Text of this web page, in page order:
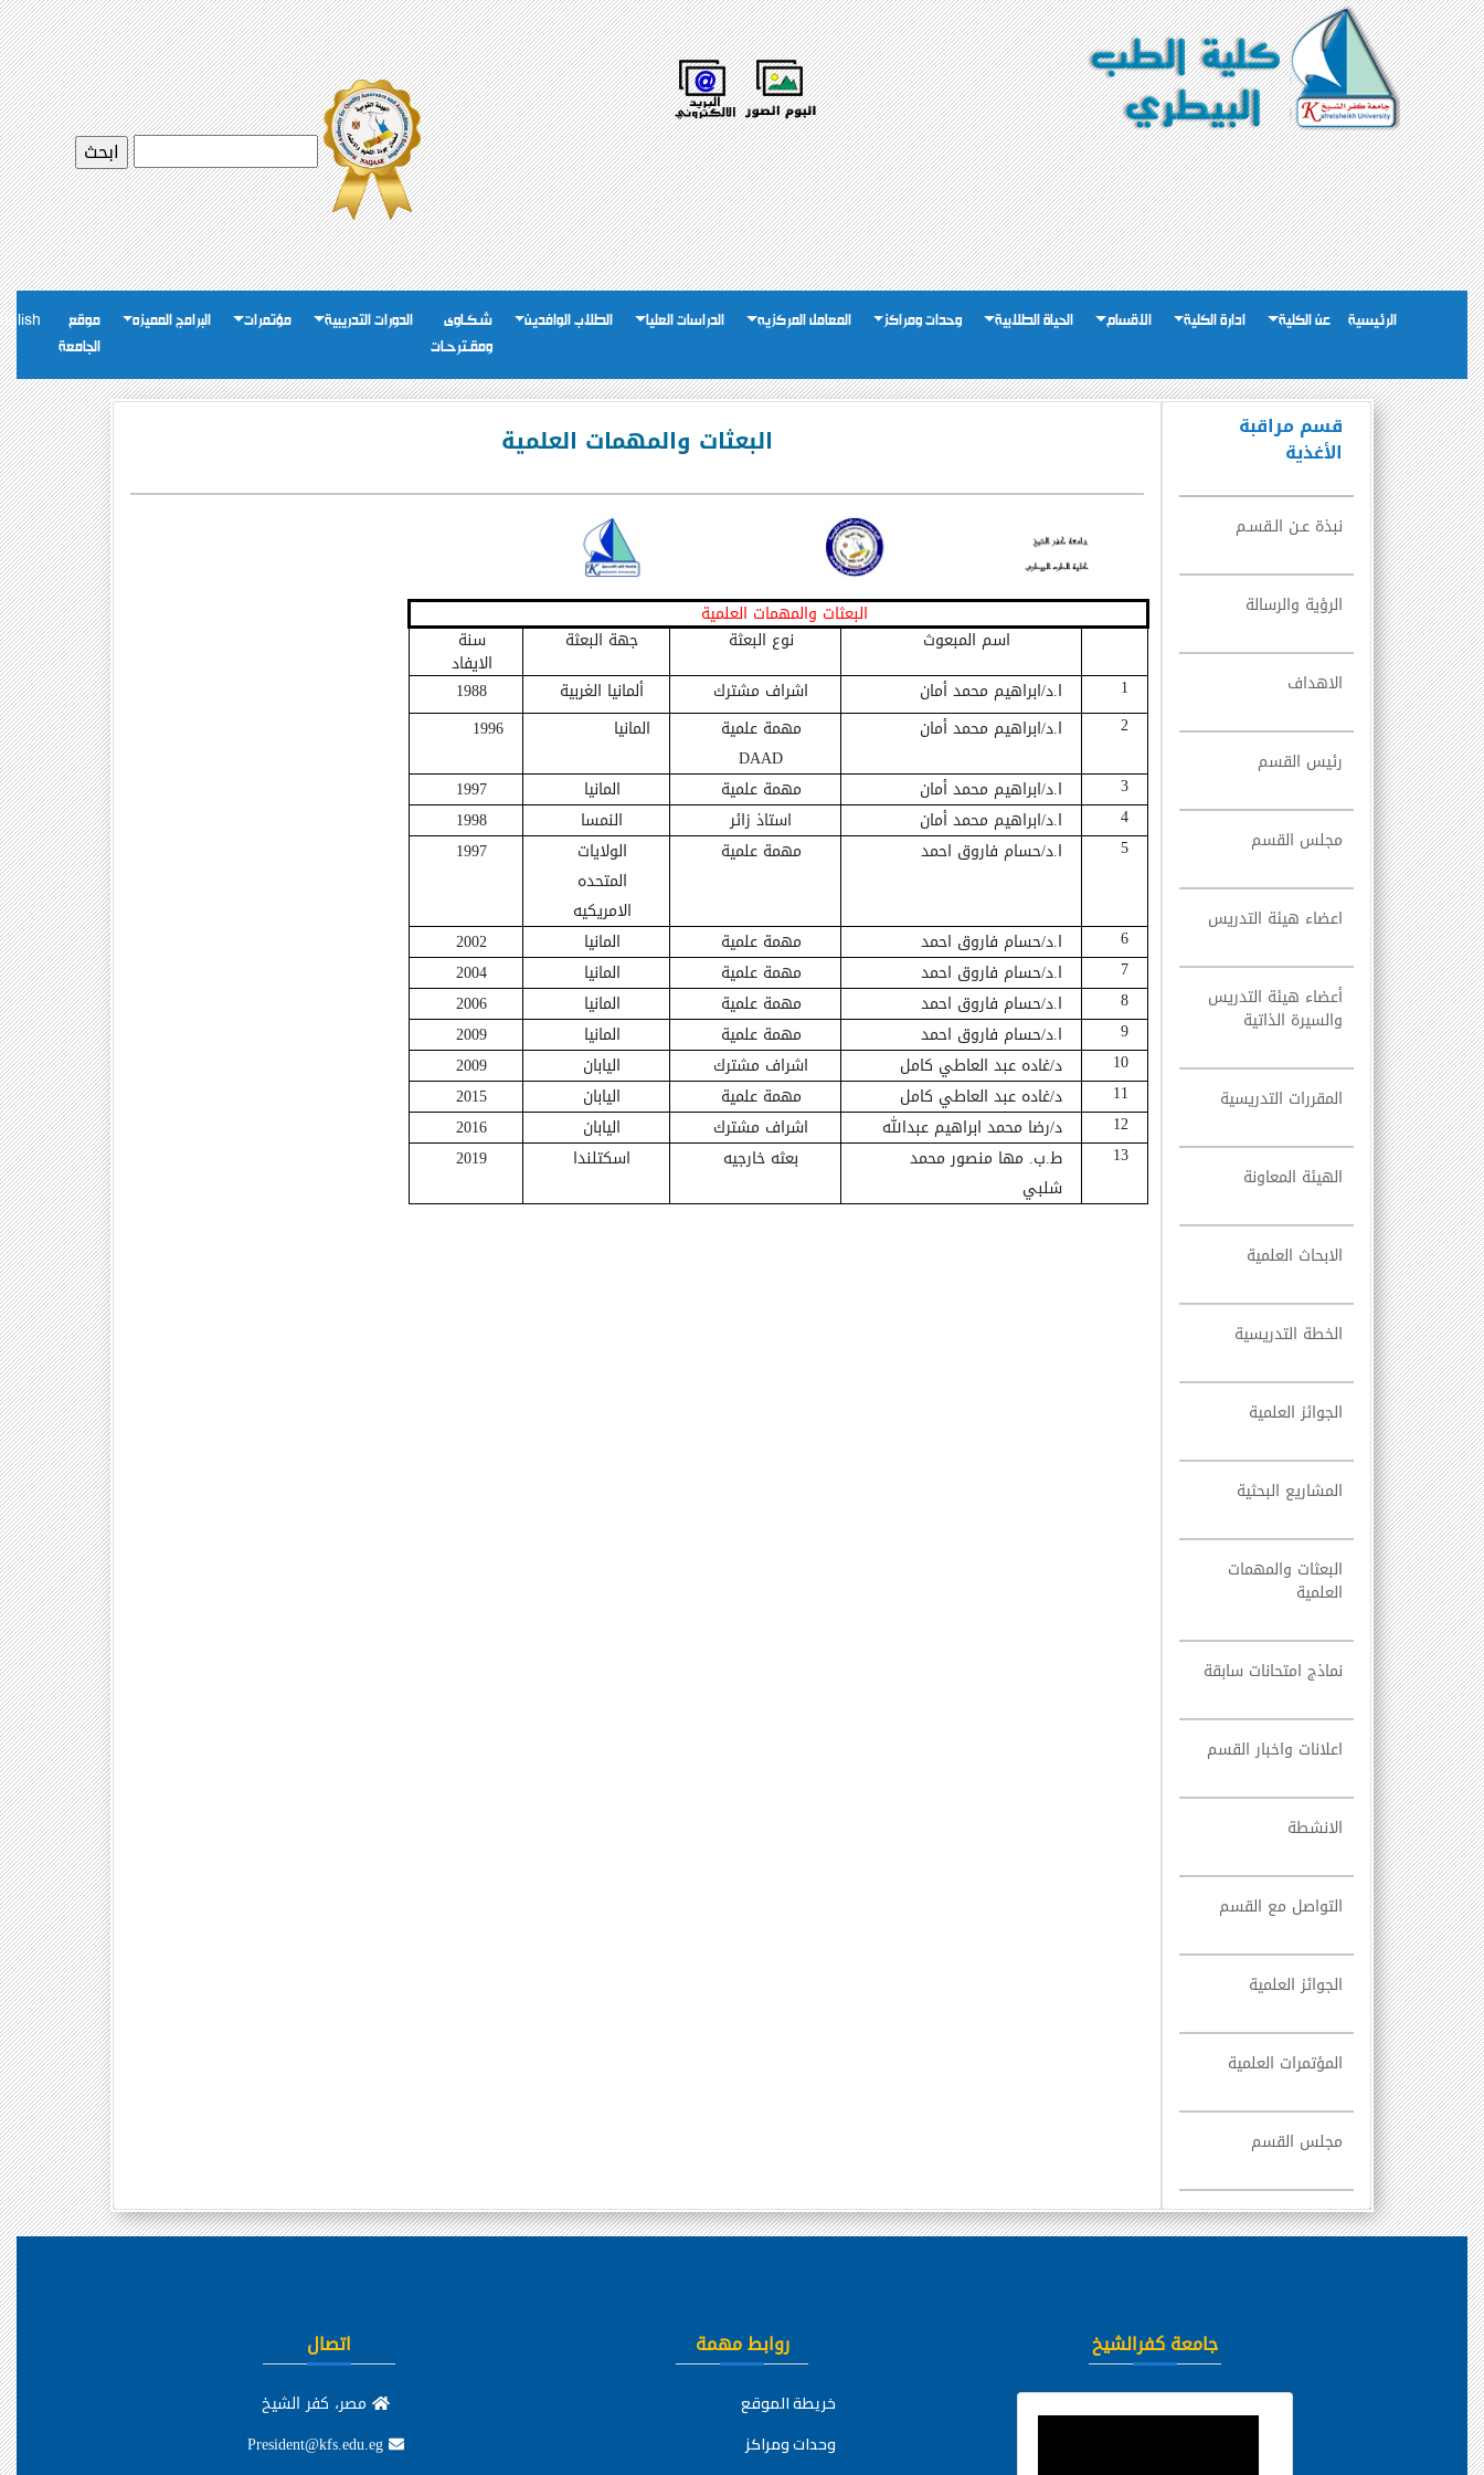
الرئيسية عن الكلية ادارة الكلية الاقسام الحياة الطلابية وحدات ومراكز المعامل المركزيه الدراسات العليا الطلاب الوافدين
شـكـاوى
ومقـترحـات
الدورات التدريبية مؤتمرات البرامج المميزه
موقع
الجامعة
قسم مراقبة
الأغذية
نبذة عـن الـقسـم
الرؤية والرسالة
الاهداف
رئيس القسم
مجلس القسم
اعضاء هيئة التدريس
أعضاء هيئة التدريس
والسيرة الذاتية
المقررات التدريسية
الهيئة المعاونة
الابحاث العلمية
الخطة التدريسية
الجوائز العلمية
المشاريع البحثية
البعثات والمهمات
العلمية
نماذج امتحانات سابقة
اعلانات واخبار القسم
الانشطة
التواصل مع القسم
الجوائز العلمية
المؤتمرات العلمية
مجلس القسم
البعثات والمهمات العلمية
البعثات والمهمات العلمية
اسم المبعوث
نوع البعثة جهة البعثة سنة
الايفاد
1
ا.د/ابراهيم محمد أمان اشراف مشترك ألمانيا الغربية
1988
2
ا.د/ابراهيم محمد أمان
مهمة علمية
DAAD
المانيا
1996
3
ا.د/ابراهيم محمد أمان مهمة علمية المانيا
1997
4
ا.د/ابراهيم محمد أمان استاذ زائر النمسا
1998
5
ا.د/حسام فاروق احمد مهمة علمية
الولايات
المتحده
الامريكيه
1997
6 ا.د/حسام فاروق احمد مهمة علمية المانيا
2002
7
ا.د/حسام فاروق احمد مهمة علمية المانيا
2004
8
ا.د/حسام فاروق احمد مهمة علمية المانيا
2006
9
ا.د/حسام فاروق احمد مهمة علمية المانيا
2009
10
د/غاده عبد العاطي كامل اشراف مشترك اليابان
2009
11
د/غاده عبد العاطي كامل مهمة علمية اليابان
2015
12
د/رضا محمد ابراهيم عبدالله اشراف مشترك اليابان
2016
13
ط.ب. مها منصور محمد
شلبي
بعثه خارجيه اسكتلندا 2019
جامعة كفرالشيخ روابط مهمة
خريطة الموقع
وحدات ومراكز
اتصال
مصر، كفر الشيخ